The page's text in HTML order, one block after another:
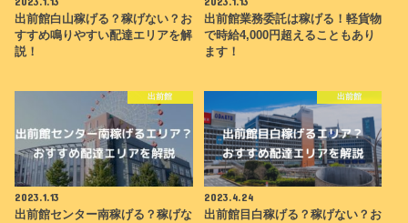
出前館白山稼げる？稼げない？お
すすめ鳴りやすい配達エリアを解
説！
出前館業務委託は稼げる！軽貨物
で時給4,000円超えることもあり
ます！
出前館
2023.1.13
出前館センター南稼げる？稼げな
出前館
2023.4.24
出前館目白稼げる？稼げない？お